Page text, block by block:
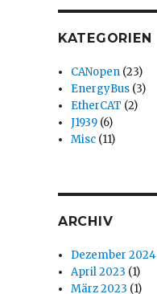
KATEGORIEN
CANopen (23)
EnergyBus (3)
EtherCAT (2)
J1939 (6)
Misc (11)
ARCHIV
Dezember 2024
April 2023 (1)
März 2023 (1)